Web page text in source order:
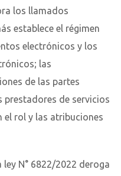
los llamados
establece el régimen
electrónicos y los
las
de las partes
prestadores de servicios
el rol y las atribuciones
N° 6822/2022 deroga